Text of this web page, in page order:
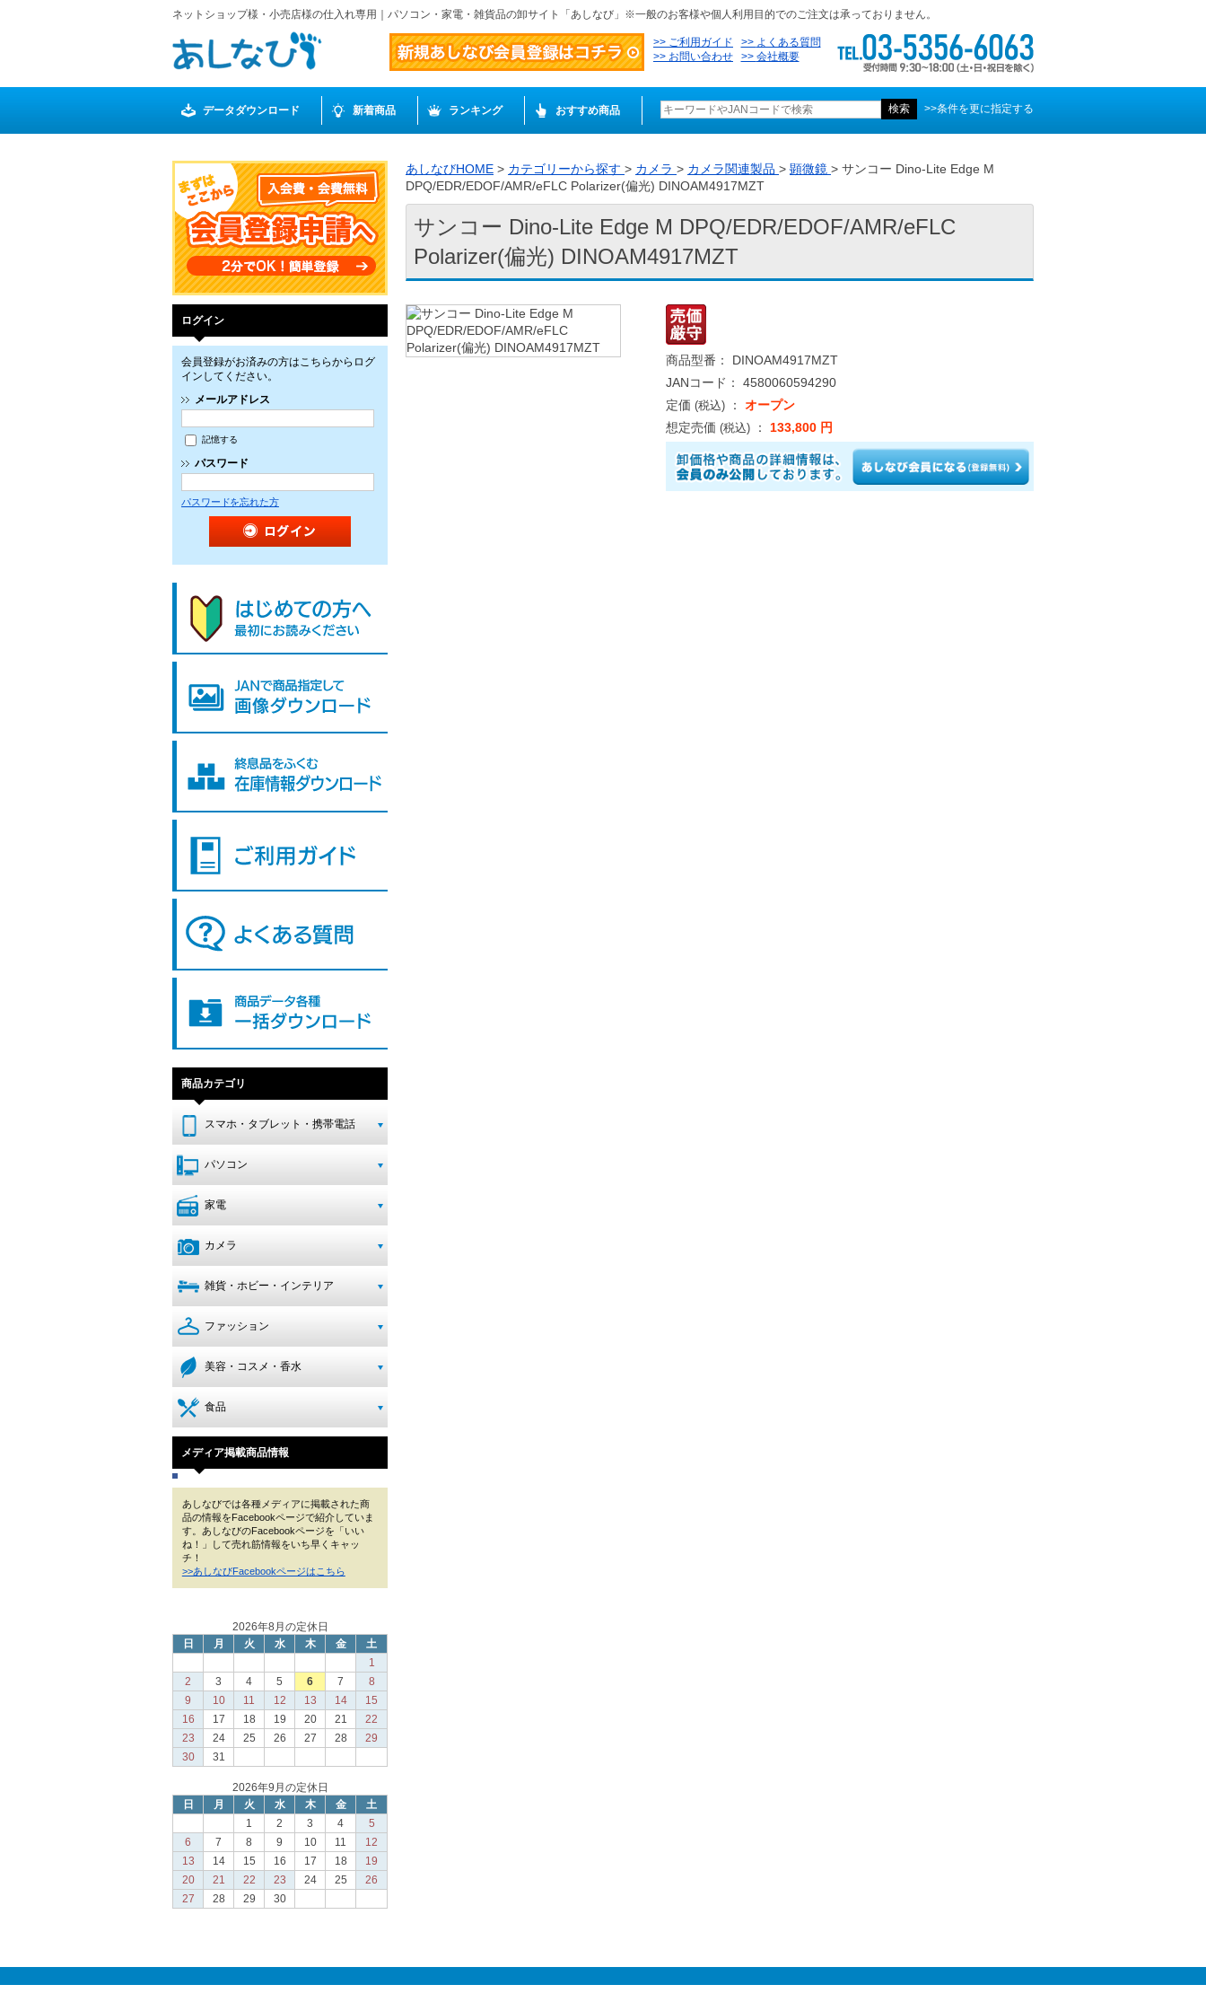
ネットショップ様・小売店様の仕入れ専用｜パソコン・家電・雑貨品の卸サイト「あしなび」※一般のお客様や個人利用目的でのご注文は承っておりません。
ご利用ガイド
よくある質問
お問い合わせ
会社概要
データダウンロード 新着商品 ランキング おすすめ商品 >>条件を更に指定する
ログイン
会員登録がお済みの方はこちらからログ
インしてください。
メールアドレス
記憶する
パスワード
パスワードを忘れた方
商品カテゴリ
スマホ・タブレット・携帯電話
パソコン
家電
カメラ
雑貨・ホビー・インテリア
ファッション
美容・コスメ・香水
食品
メディア掲載商品情報
あしなびでは各種メディアに掲載された商
品の情報をFacebookページで紹介していま
す。あしなびのFacebookページを「いい
ね！」して売れ筋情報をいち早くキャッ
チ！
>>あしなびFacebookページはこちら
2026年8月の定休日
日
月 火 水 木 金
土
1
2
3 4 5 6 7
8
9
10 11 12 13 14
15
16
17 18 19 20 21
22
23
24 25 26 27 28
29
30
31
2026年9月の定休日
日
月 火 水 木 金
土
1
2 3 4
5
6
7 8 9 10 11
12
13
14 15 16 17 18
19
20
21 22 23 24 25
26
27
28 29 30
あしなびHOME > カテゴリーから探す > カメラ > カメラ関連製品 > 顕微鏡 > サンコー Dino-Lite Edge M
DPQ/EDR/EDOF/AMR/eFLC Polarizer(偏光) DINOAM4917MZT
サンコー Dino-Lite Edge M DPQ/EDR/EDOF/AMR/eFLC
Polarizer(偏光) DINOAM4917MZT
商品型番： DINOAM4917MZT
JANコード： 4580060594290
定価 (税込) ： オープン
想定売価 (税込) ： 133,800 円